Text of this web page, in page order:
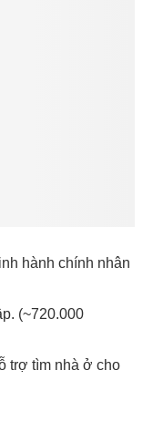
hành chính nhân
(~720.000
trợ tìm nhà ở cho